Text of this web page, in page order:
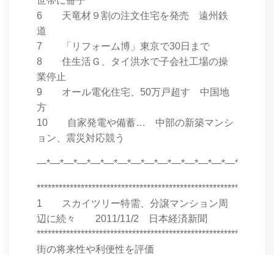
6 天竜材９割の注文住宅を発売 遠州鉄
道
7 「リフォーム博」東京で30日まで
8 住生活Ｇ、タイ洪水で子会社工場の操
業停止
9 オール電化住宅、50万戸超す 中国地
方
10 自家発電や備蓄… 中部の新築マンシ
ョン、震災対応競う
1 スカイツリー特需、分譲マンション周
辺に続々 2011/11/2 日本経済新聞
街の将来性や利便性を評価